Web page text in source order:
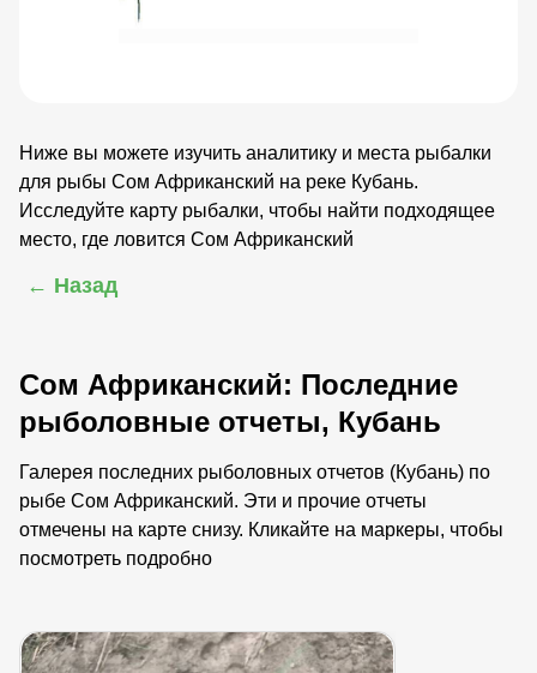
Ниже вы можете изучить аналитику и места рыбалки
для рыбы Сом Африканский на реке Кубань.
Исследуйте карту рыбалки, чтобы найти подходящее
место, где ловится Сом Африканский
← Назад
Сом Африканский: Последние
рыболовные отчеты, Кубань
Галерея последних рыболовных отчетов (Кубань) по
рыбе Сом Африканский. Эти и прочие отчеты
отмечены на карте снизу. Кликайте на маркеры, чтобы
посмотреть подробно